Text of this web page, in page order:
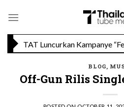
BLOG,
Off-Gun Rilis